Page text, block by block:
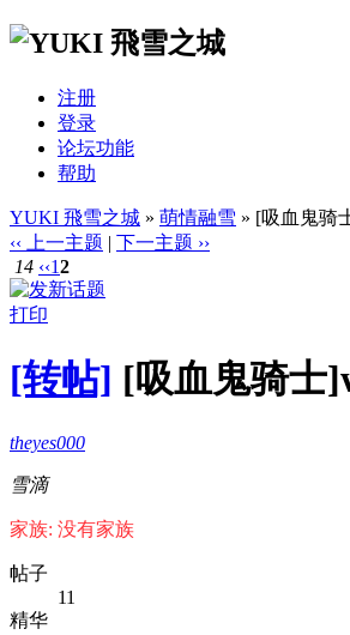
注册
登录
论坛功能
帮助
YUKI 飛雪之城 » 萌情融雪 » [吸血鬼骑
‹‹ 上一主题 | 下一主题 ››
14 ‹‹12
打印
[转帖] [吸血鬼骑士
theyes000
雪滴
家族: 没有家族
帖子
11
精华